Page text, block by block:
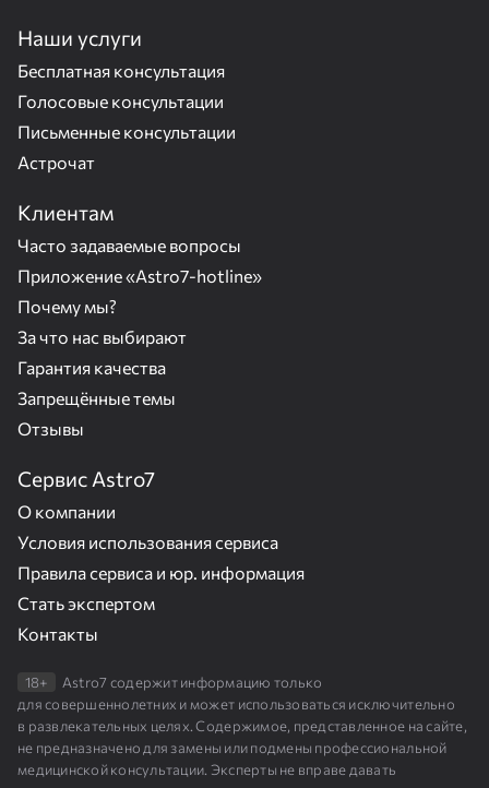
Наши услуги
Бесплатная консультация
Голосовые консультации
Письменные консультации
Астрочат
Клиентам
Часто задаваемые вопросы
Приложение «Astro7-hotline»
Почему мы?
За что нас выбирают
Гарантия качества
Запрещённые темы
Отзывы
Сервис Astro7
О компании
Условия использования сервиса
Правила сервиса и юр. информация
Стать экспертом
Контакты
18+
Astro7 содержит информацию только
для совершеннолетних и может использоваться исключительно
в развлекательных целях. Содержимое, представленное на сайте,
не предназначено для замены или подмены профессиональной
медицинской консультации. Эксперты не вправе давать